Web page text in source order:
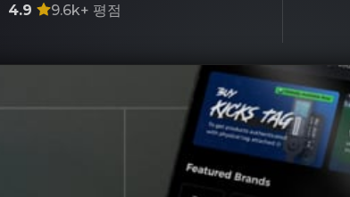
4.9 9.6k+ 평점